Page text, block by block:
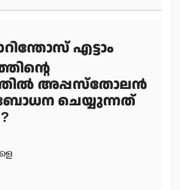
എട്ടാം
അപ്പസ്‌തോലന്‍
ചെയ്യുന്നത്